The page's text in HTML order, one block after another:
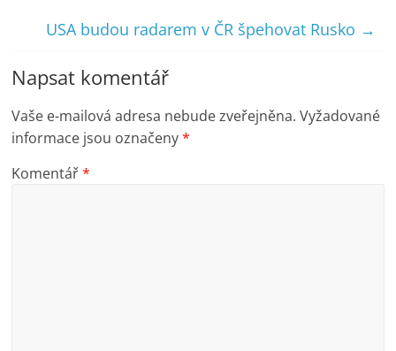
USA budou radarem v ČR špehovat Rusko →
Napsat komentář
Vaše e-mailová adresa nebude zveřejněna. Vyžadované
informace jsou označeny*
Komentář*